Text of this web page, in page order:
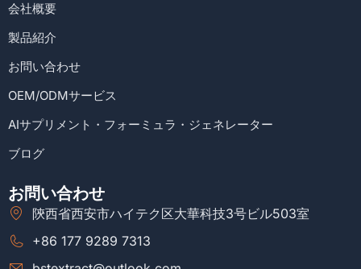
会社概要
製品紹介
お問い合わせ
OEM/ODMサービス
AIサプリメント・フォーミュラ・ジェネレーター
ブログ
お問い合わせ
陝西省西安市ハイテク区大華科技3号ビル503室
+86 177 9289 7313